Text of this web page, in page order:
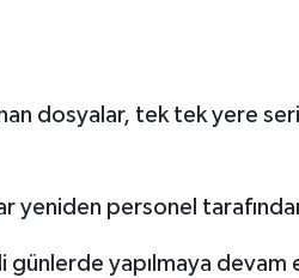
dosyalar, tek tek yere
yeniden personel
günlerde yapılmaya devam